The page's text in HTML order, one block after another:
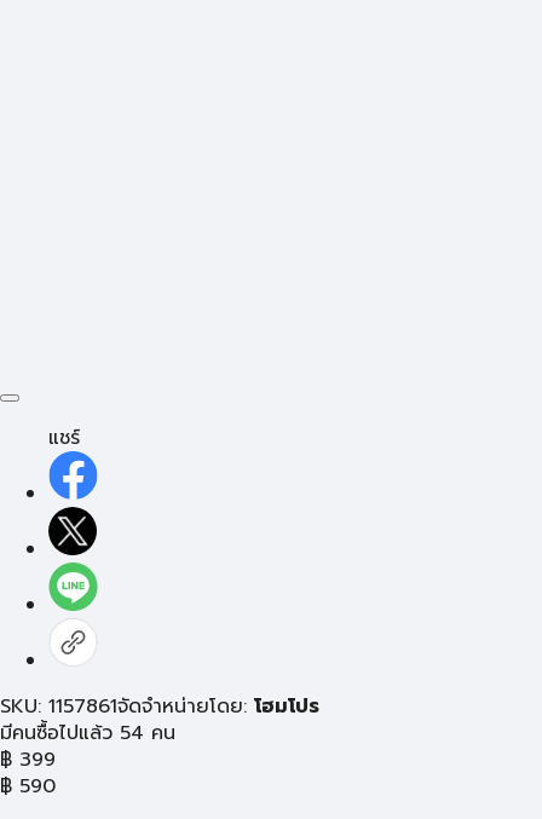
แชร์
SKU: 1157861จัดจำหน่ายโดย: โฮมโปร
มีคนซื้อไปแล้ว 54 คน
฿ 399
฿ 590